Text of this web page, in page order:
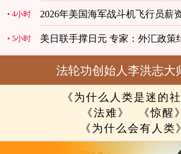
4小时 2026年美国海军战斗机飞行员薪
5小时 美日联手撑日元 专家：外汇政策
法轮功创始人李洪志大
《为什么人类是迷的社
《法难》
《惊醒》
《为什么会有人类》